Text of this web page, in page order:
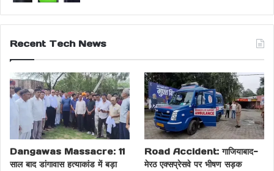
Recent Tech News
Dangawas Massacre: 11
साल बाद डांगावास हत्याकांड में बड़ा
Road Accident: गाजियाबाद-
मेरठ एक्सप्रेसवे पर भीषण सड़क